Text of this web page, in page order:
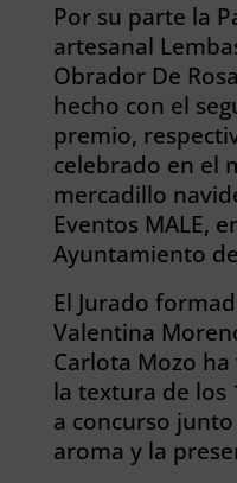
Por su parte la
artesanal
Obrador De
hecho con el
premio,
celebrado en el
mercadillo
Eventos MALE,
Ayuntamiento
El Jurado
Valentina
Carlota Mozo
la textura de los
a concurso
aroma y la